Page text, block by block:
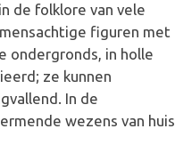
de folklore van vele
figuren met
ondergronds, in holle
ze kunnen
In de
wezens van huis